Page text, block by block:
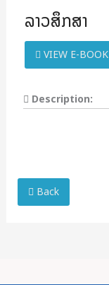
ລາວສຶກສາ
VIEW E-BOOK
Description:
Back